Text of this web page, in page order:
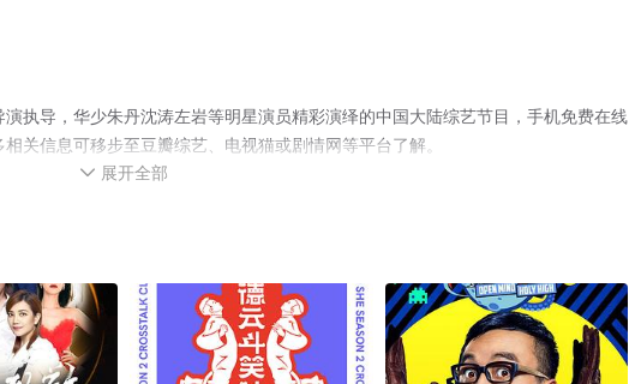
执导，华少朱丹沈涛左岩等明星演员精彩演绎的中国大陆综艺节目，手机免费在线
关信息可移步至豆瓣综艺、电视猫或剧情网等平台了解。
 展开全部